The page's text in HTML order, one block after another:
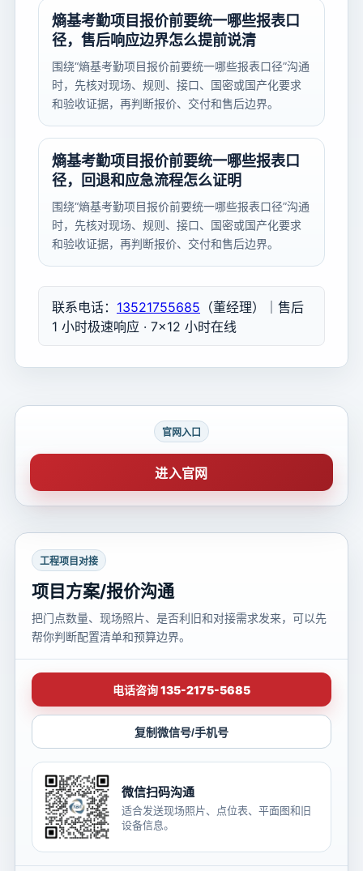
熵基考勤项目报价前要统一哪些报表口
径，售后响应边界怎么提前说清
围绕“熵基考勤项目报价前要统一哪些报表口径”沟通
时，先核对现场、规则、接口、国密或国产化要求
和验收证据，再判断报价、交付和售后边界。
熵基考勤项目报价前要统一哪些报表口
径，回退和应急流程怎么证明
围绕“熵基考勤项目报价前要统一哪些报表口径”沟通
时，先核对现场、规则、接口、国密或国产化要求
和验收证据，再判断报价、交付和售后边界。
联系电话： 13521755685 （董经理）｜售后
1 小时极速响应 · 7×12 小时在线
官网入口
进入官网
工程项目对接
项目方案/报价沟通
把门点数量、现场照片、是否利旧和对接需求发来，可以先
帮你判断配置清单和预算边界。
电话咨询 135-2175-5685
复制微信号/手机号
微信扫码沟通
适合发送现场照片、点位表、平面图和旧
设备信息。